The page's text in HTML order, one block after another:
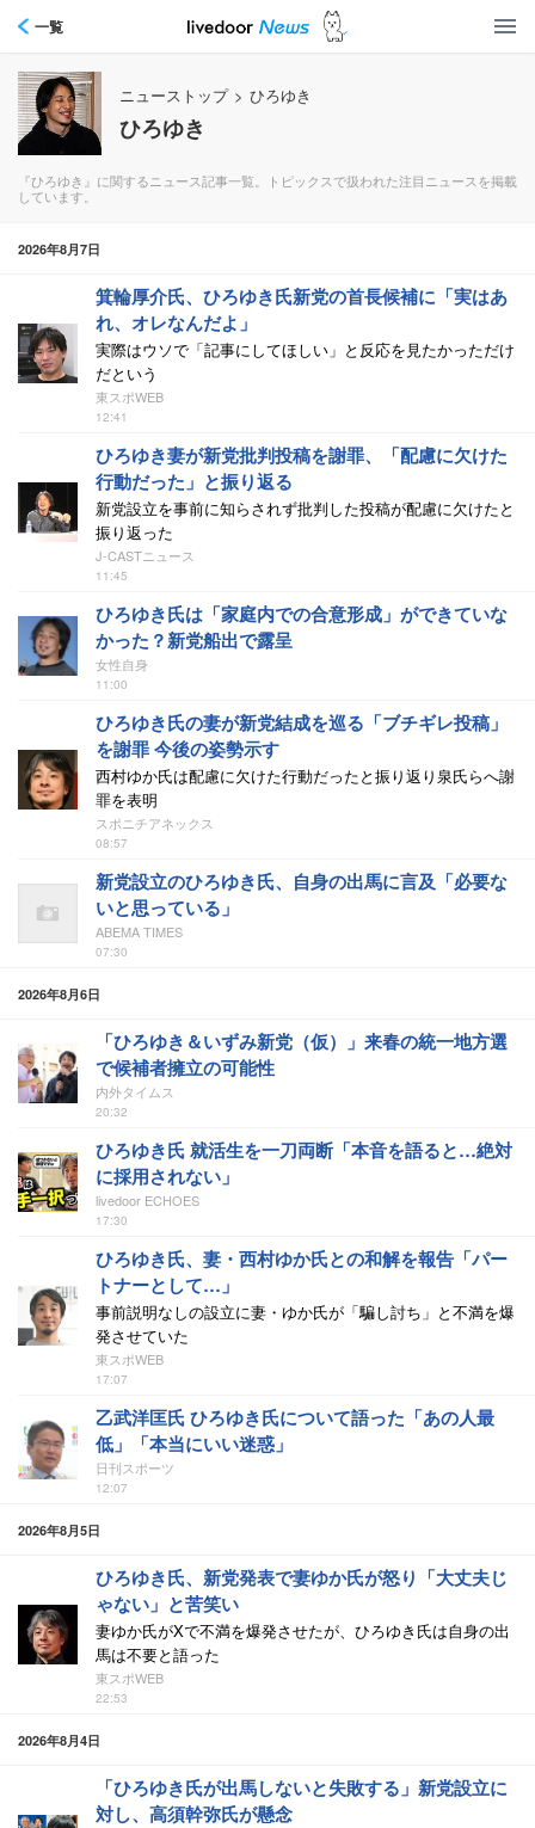
一覧
ニューストップ > ひろゆき
ひろゆき
『ひろゆき』に関するニュース記事一覧。トピックスで扱われた注目ニュースを掲載
しています。
2026年8月7日
箕輪厚介氏、ひろゆき氏新党の首長候補に「実はあ
れ、オレなんだよ」
実際はウソで「記事にしてほしい」と反応を見たかっただけ
だという
東スポWEB
12:41
ひろゆき妻が新党批判投稿を謝罪、「配慮に欠けた
行動だった」と振り返る
新党設立を事前に知らされず批判した投稿が配慮に欠けたと
振り返った
J-CASTニュース
11:45
ひろゆき氏は「家庭内での合意形成」ができていな
かった？新党船出で露呈
女性自身
11:00
ひろゆき氏の妻が新党結成を巡る「ブチギレ投稿」
を謝罪 今後の姿勢示す
西村ゆか氏は配慮に欠けた行動だったと振り返り泉氏らへ謝
罪を表明
スポニチアネックス
08:57
新党設立のひろゆき氏、自身の出馬に言及「必要な
いと思っている」
ABEMA TIMES
07:30
2026年8月6日
「ひろゆき＆いずみ新党（仮）」来春の統一地方選
で候補者擁立の可能性
内外タイムス
20:32
ひろゆき氏 就活生を一刀両断「本音を語ると…絶対
に採用されない」
livedoor ECHOES
17:30
ひろゆき氏、妻・西村ゆか氏との和解を報告「パー
トナーとして…」
事前説明なしの設立に妻・ゆか氏が「騙し討ち」と不満を爆
発させていた
東スポWEB
17:07
乙武洋匡氏 ひろゆき氏について語った「あの人最
低」「本当にいい迷惑」
日刊スポーツ
12:07
2026年8月5日
ひろゆき氏、新党発表で妻ゆか氏が怒り「大丈夫じ
ゃない」と苦笑い
妻ゆか氏がXで不満を爆発させたが、ひろゆき氏は自身の出
馬は不要と語った
東スポWEB
22:53
2026年8月4日
「ひろゆき氏が出馬しないと失敗する」新党設立に
対し、高須幹弥氏が懸念